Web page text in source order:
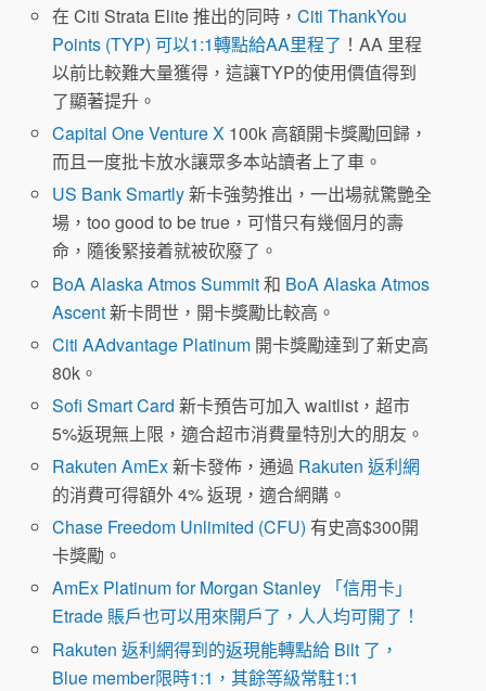
在 Citi Strata Elite 推出的同時，Citi ThankYou
Points (TYP) 可以1:1轉點給AA里程了 ！AA 里程
以前比較難大量獲得，這讓TYP的使用價值得到
了顯著提升。
Capital One Venture X 100k 高額開卡獎勵回歸，
而且一度批卡放水讓眾多本站讀者上了車。
US Bank Smartly新卡強勢推出，一出場就驚艷全
場，too good to be true，可惜只有幾個月的壽
命，隨後緊接着就被砍廢了。
BoA Alaska Atmos Summit和 BoA Alaska Atmos
Ascent新卡問世，開卡獎勵比較高。
Citi AAdvantage Platinum 開卡獎勵達到了新史高
80k。
Sofi Smart Card 新卡預告可加入 waitlist，超市
5%返現無上限，適合超市消費量特別大的朋友。
Rakuten AmEx新卡發佈，通過 Rakuten 返利網
的消費可得額外 4% 返現，適合網購。
Chase Freedom Unlimited (CFU) 有史高$300開
卡獎勵。
AmEx Platinum for Morgan Stanley 「信用卡」
Etrade 賬戶也可以用來開戶了，人人均可開了！
Rakuten 返利網得到的返現能轉點給 Bilt 了，
Blue member限時1:1，其餘等級常駐1:1